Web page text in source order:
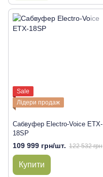
Sale
Лідери продаж
Сабвуфер Electro-Voice ETX-
18SP
109 999 грн/шт. 122 532 грн
Купити